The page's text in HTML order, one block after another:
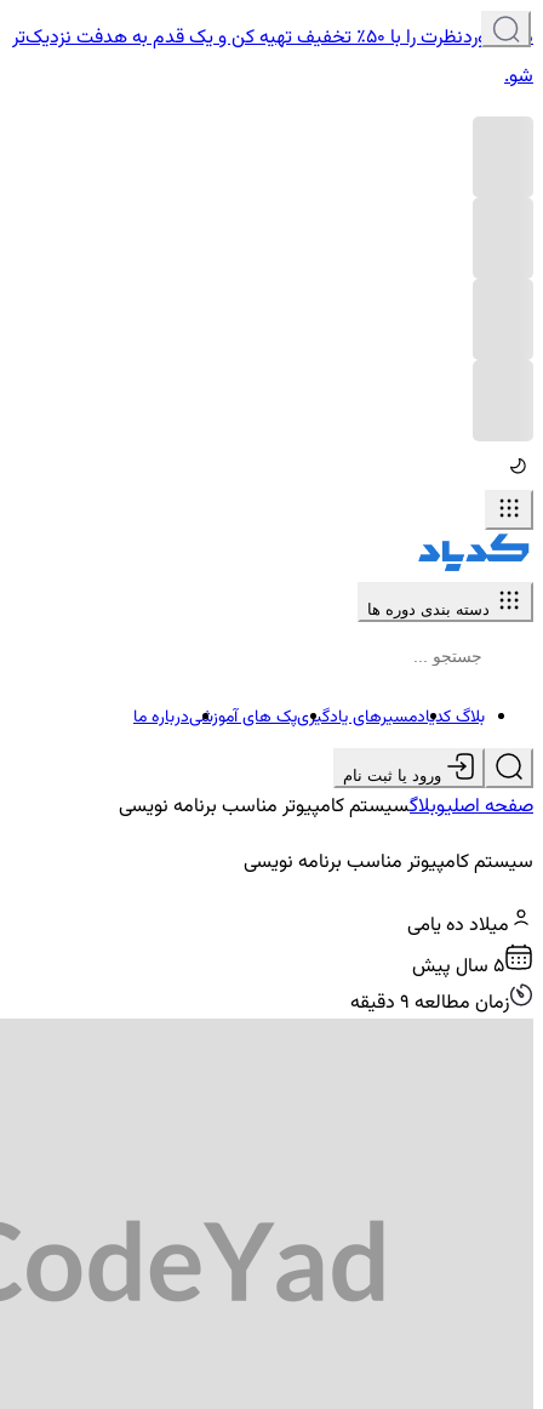
دوره موردنظرت را با ۵۰٪ تخفیف تهیه کن و یک قدم به هدفت نزدیک‌تر
شو.
دسته بندی دوره ها
بلاگ کدیادمسیرهای یادگیریپک های آموزشیدرباره ما
ورود یا ثبت نام
صفحه اصلیوبلاگسیستم کامپیوتر مناسب برنامه نویسی
سیستم کامپیوتر مناسب برنامه نویسی
میلاد ده یامی
5 سال پیش
زمان مطالعه 9 دقیقه